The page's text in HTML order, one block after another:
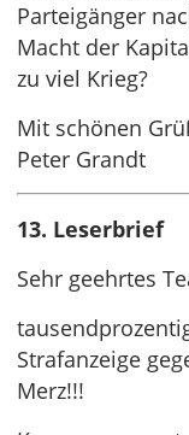
Parteigänger
Macht der
zu viel Krieg?
Mit schönen
Peter Grandt
13. Leserbrief
Sehr geehrtes
Strafanzeige
Merz!!!